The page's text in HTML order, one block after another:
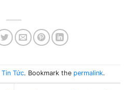
Tin Tức. Bookmark the permalink.